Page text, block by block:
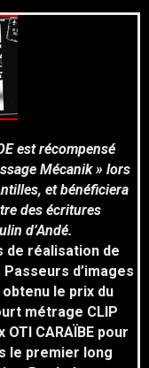
est récompensé
Mécanik » lors
et bénéficiera
des écritures
d’Andé.
de réalisation de
d’images
le prix du
métrage CLIP
OTI CARAÏBE pour
le premier long